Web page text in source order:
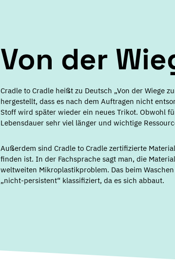
Von der
Cradle to Cradle heißt zu Deutsch „Von der Wiege
hergestellt, dass es nach dem Auftragen nicht
Stoff wird später wieder ein neues Trikot. Obwohl
Lebensdauer sehr viel länger und wichtige
Außerdem sind Cradle to Cradle zertifizierte
finden ist. In der Fachsprache sagt man, die
weltweiten Mikroplastikproblem. Das beim
„nicht-persistent“ klassifiziert, da es sich abbaut.